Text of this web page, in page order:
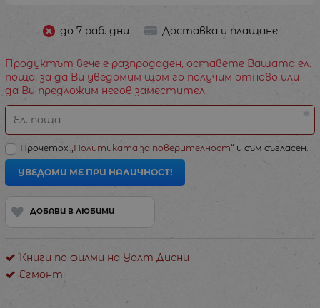
до 7 раб. дни Доставка и плащане
Продуктът вече е разпродаден, оставете Вашата ел.
поща, за да Ви уведомим щом го получим отново или
да Ви предложим негов заместител.
Ел. поща
Прочетох „ Политиката за поверителност“ и съм съгласен.
УВЕДОМИ МЕ ПРИ НАЛИЧНОСТ!
ДОБАВИ В ЛЮБИМИ
Книги по филми на Уолт Дисни
Егмонт